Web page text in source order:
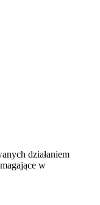
działaniem
w